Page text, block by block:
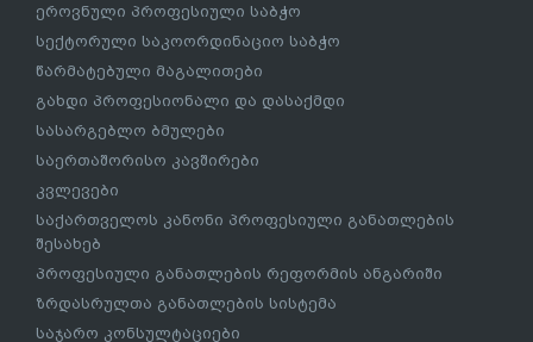
ეროვნული პროფესიული საბჭო
სექტორული საკოორდინაციო საბჭო
წარმატებული მაგალითები
გახდი პროფესიონალი და დასაქმდი
სასარგებლო ბმულები
საერთაშორისო კავშირები
კვლევები
საქართველოს კანონი პროფესიული განათლების
შესახებ
პროფესიული განათლების რეფორმის ანგარიში
ზრდასრულთა განათლების სისტემა
საჯარო კონსულტაციები